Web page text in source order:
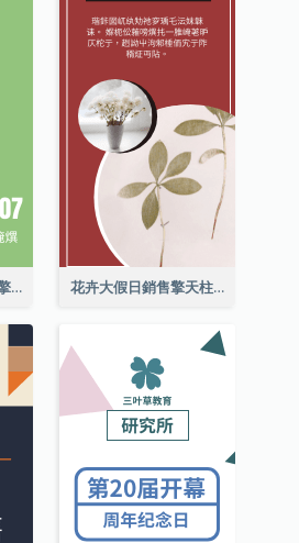
素食玉米饼包装销售擎天柱广告 花卉大假日銷售擎天柱廣告